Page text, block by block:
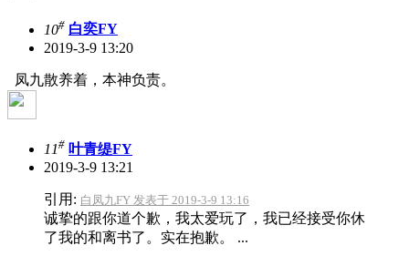
10# 白奕FY
2019-3-9 13:20
凤九散养着，本神负责。
11# 叶青缇FY
2019-3-9 13:21
引用: 白凤九FY 发表于 2019-3-9 13:16
诚挚的跟你道个歉，我太爱玩了，我已经接受你休
了我的和离书了。实在抱歉。 ...